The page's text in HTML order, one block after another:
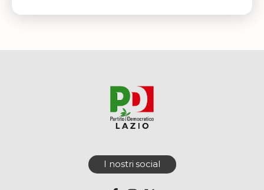
I nostri social